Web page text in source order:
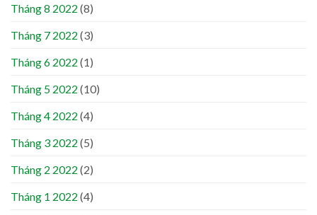
Tháng 8 2022 (8)
Tháng 7 2022 (3)
Tháng 6 2022 (1)
Tháng 5 2022 (10)
Tháng 4 2022 (4)
Tháng 3 2022 (5)
Tháng 2 2022 (2)
Tháng 1 2022 (4)